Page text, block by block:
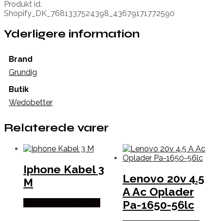
Produkt id.
Shopify_DK_7681337524398_43679171772590
Yderligere information
Brand
Grundig
Butik
Wedobetter
Relaterede varer
Iphone Kabel 3
M
Lenovo 20v 4.5
A Ac Oplader
Pa-1650-56lc